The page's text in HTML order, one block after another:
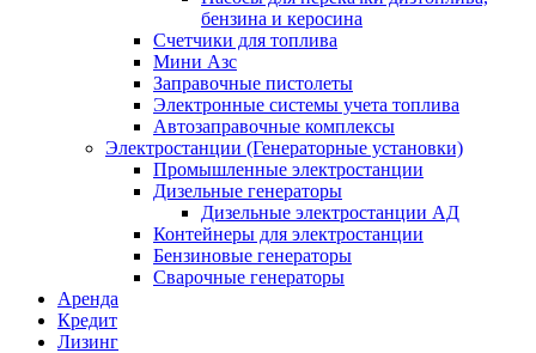
бензина и керосина
Счетчики для топлива
Мини Азс
Заправочные пистолеты
Электронные системы учета топлива
Автозаправочные комплексы
Электростанции (Генераторные установки)
Промышленные электростанции
Дизельные генераторы
Дизельные электростанции АД
Контейнеры для электростанции
Бензиновые генераторы
Сварочные генераторы
Аренда
Кредит
Лизинг